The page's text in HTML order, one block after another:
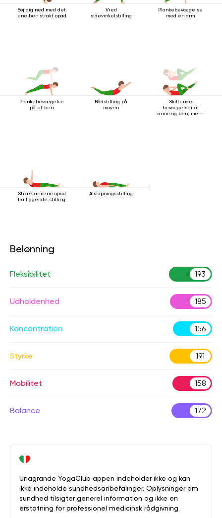
Bøj dig ned med det
ene ben strakt opad
Vred
sidevinkelstilling
Plankebevægelse
med én arm
Plankebevægelse
på ét ben
Bådstilling på
maven
Skiftende
bevægelser af
arme og ben, mens
Stræk armene opad
fra liggende stilling
Afslapningsstilling
Belønning
Fleksibilitet 193
Udholdenhed 185
Koncentration 156
Styrke 191
Mobilitet 158
Balance 172
Unagrande YogaClub appen indeholder ikke og kan
ikke indeholde sundhedsanbefalinger. Oplysninger om
sundhed tilsigter generel information og ikke en
erstatning for professionel medicinsk rådgivning.